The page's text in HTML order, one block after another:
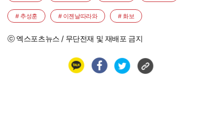
# 추성훈 # 이젠날따라와 # 화보
ⓒ 엑스포츠뉴스 / 무단전재 및 재배포 금지